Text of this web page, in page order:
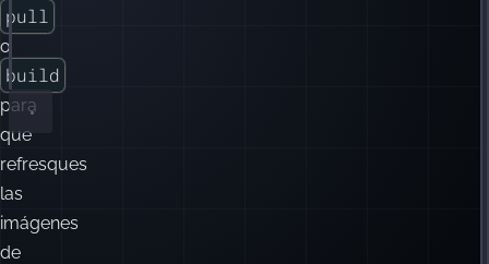
pull
o
build
para
que
refresques
las
imágenes
de
#!/bin/bash
docker
docker